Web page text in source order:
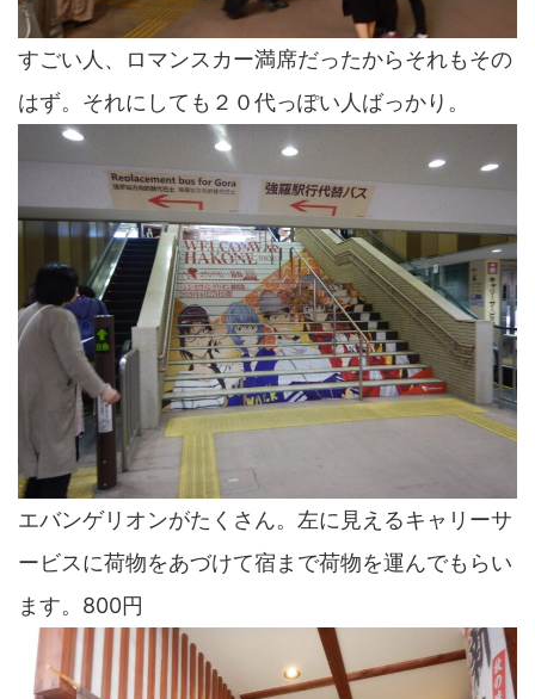
すごい人、ロマンスカー満席だったからそれもその
はず。それにしても２０代っぽい人ばっかり。
エバンゲリオンがたくさん。左に見えるキャリーサ
ービスに荷物をあづけて宿まで荷物を運んでもらい
ます。800円